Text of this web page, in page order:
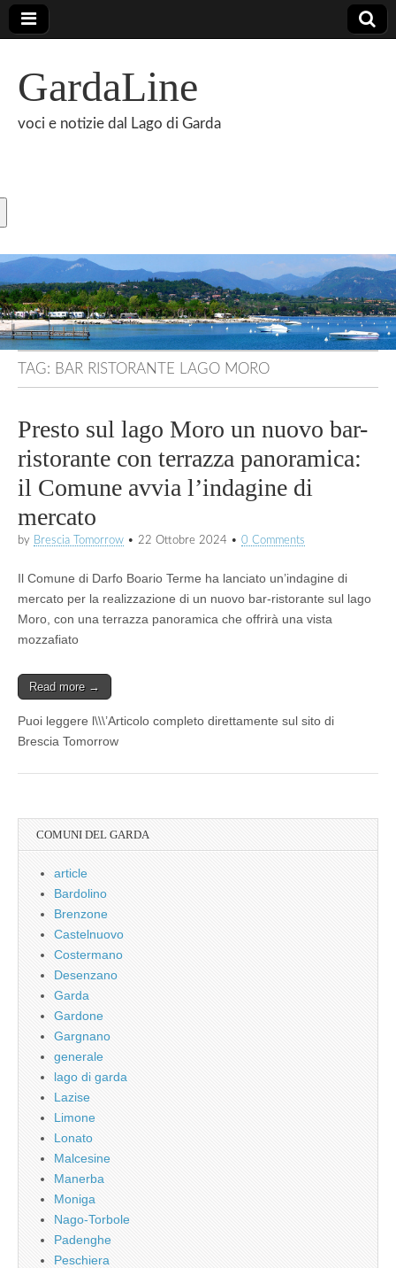
GardaLine
voci e notizie dal Lago di Garda
TAG: BAR RISTORANTE LAGO MORO
Presto sul lago Moro un nuovo bar-
ristorante con terrazza panoramica:
il Comune avvia l’indagine di
mercato
by Brescia Tomorrow • 22 Ottobre 2024 • 0 Comments
Il Comune di Darfo Boario Terme ha lanciato un’indagine di
mercato per la realizzazione di un nuovo bar-ristorante sul lago
Moro, con una terrazza panoramica che offrirà una vista
mozzafiato
Read more →
Puoi leggere l\\\’Articolo completo direttamente sul sito di
Brescia Tomorrow
COMUNI DEL GARDA
article
Bardolino
Brenzone
Castelnuovo
Costermano
Desenzano
Garda
Gardone
Gargnano
generale
lago di garda
Lazise
Limone
Lonato
Malcesine
Manerba
Moniga
Nago-Torbole
Padenghe
Peschiera